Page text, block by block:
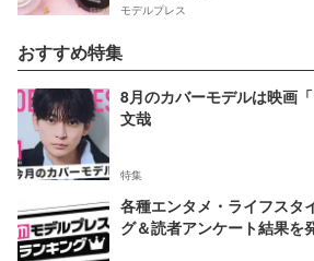
モデルプレス
おすすめ特集
8月のカバーモデルは映画
文哉
特集
各種エンタメ・ライフスタ
グ＆読者アンケート結果を